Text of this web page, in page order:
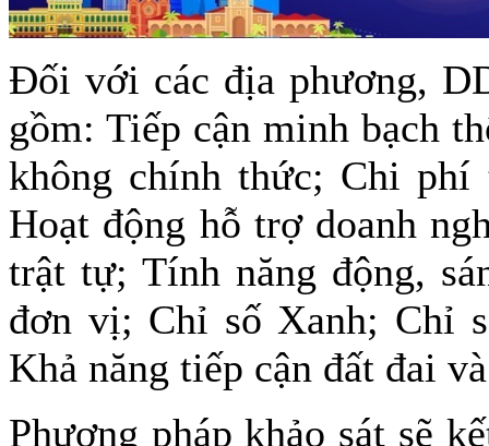
Đối với các địa phương,
gồm: Tiếp cận minh bạch
không chính thức; Chi phí
Hoạt động hỗ trợ doanh
trật tự; Tính năng động,
đơn vị; Chỉ số Xanh; Chỉ
Khả năng tiếp cận đất đai
Phương pháp khảo sát sẽ